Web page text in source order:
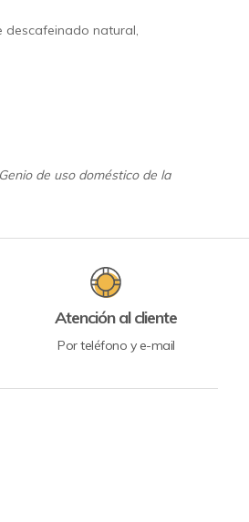
descafeinado natural,
de uso doméstico de la
Atención al cliente
Por teléfono y e-mail